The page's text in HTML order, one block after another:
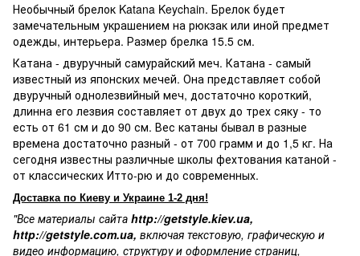
Необычный брелок Katana Keychain. Брелок будет
замечательным украшением на рюкзак или иной предмет
одежды, интерьера. Размер брелка 15.5 см.
Катана - двуручный самурайский меч. Катана - самый
известный из японских мечей. Она представляет собой
двуручный однолезвийный меч, достаточно короткий,
длинна его лезвия составляет от двух до трех сяку - то
есть от 61 см и до 90 см. Вес катаны бывал в разные
времена достаточно разный - от 700 грамм и до 1,5 кг. На
сегодня известны различные школы фехтования катаной -
от классических Итто-рю и до современных.
Доставка по Киеву и Украине 1-2 дня!
"Все материалы сайта http://getstyle.kiev.ua,
http://getstyle.com.ua, включая текстовую, графическую и
видео информацию, структуру и оформление страниц,